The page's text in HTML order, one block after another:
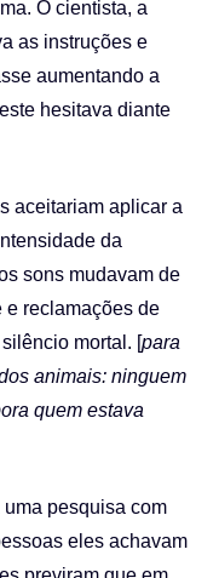
O cientista, a
as instruções e
aumentando a
hesitava diante
aceitariam aplicar a
da
sons mudavam de
e reclamações de
mortal. [para
animais: ninguem
quem estava
pesquisa com
eles achavam